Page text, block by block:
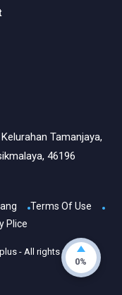
Tamanjaya,
46196
Terms Of Use
Plice
- All rights reserved.
0%